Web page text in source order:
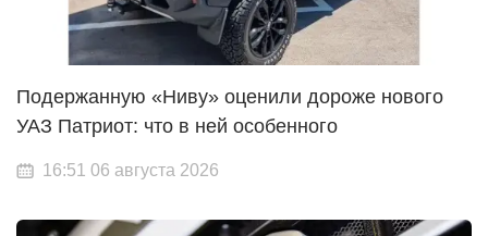
Подержанную «Ниву» оценили дороже нового
УАЗ Патриот: что в ней особенного
16:51 06 августа 2026